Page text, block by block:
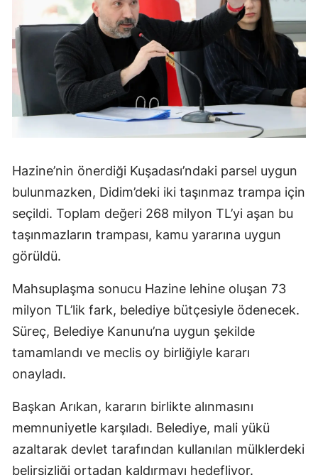
Hazine’nin önerdiği Kuşadası’ndaki parsel uygun
bulunmazken, Didim’deki iki taşınmaz trampa için
seçildi. Toplam değeri 268 milyon TL’yi aşan bu
taşınmazların trampası, kamu yararına uygun
görüldü.
Mahsuplaşma sonucu Hazine lehine oluşan 73
milyon TL’lik fark, belediye bütçesiyle ödenecek.
Süreç, Belediye Kanunu’na uygun şekilde
tamamlandı ve meclis oy birliğiyle kararı
onayladı.
Başkan Arıkan, kararın birlikte alınmasını
memnuniyetle karşıladı. Belediye, mali yükü
azaltarak devlet tarafından kullanılan mülklerdeki
belirsizliği ortadan kaldırmayı hedefliyor.